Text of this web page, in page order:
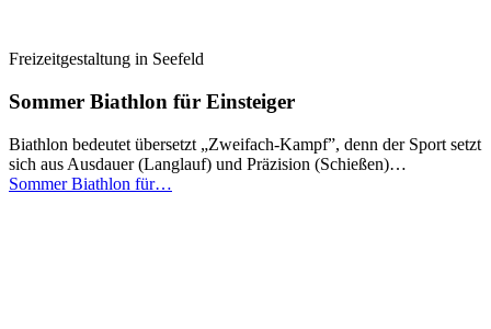
Freizeitgestaltung in Seefeld
Sommer Biathlon für Einsteiger
Biathlon bedeutet übersetzt „Zweifach-Kampf”, denn der Sport setzt
sich aus Ausdauer (Langlauf) und Präzision (Schießen)…
Sommer Biathlon für…